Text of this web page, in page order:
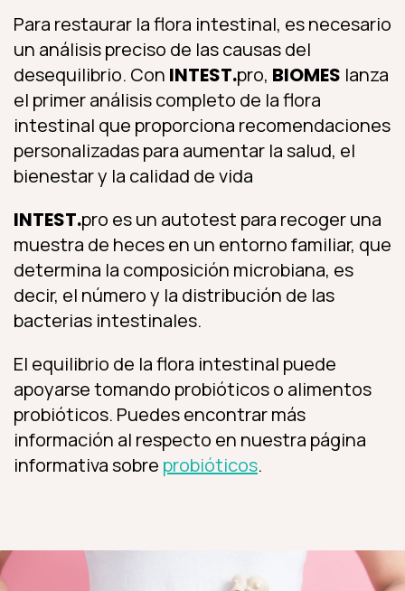
Para restaurar la flora intestinal, es necesario
un análisis preciso de las causas del
desequilibrio. Con INTEST.pro, BIOMES lanza
el primer análisis completo de la flora
intestinal que proporciona recomendaciones
personalizadas para aumentar la salud, el
bienestar y la calidad de vida
INTEST.pro es un autotest para recoger una
muestra de heces en un entorno familiar, que
determina la composición microbiana, es
decir, el número y la distribución de las
bacterias intestinales.
El equilibrio de la flora intestinal puede
apoyarse tomando probióticos o alimentos
probióticos. Puedes encontrar más
información al respecto en nuestra página
informativa sobre probióticos.